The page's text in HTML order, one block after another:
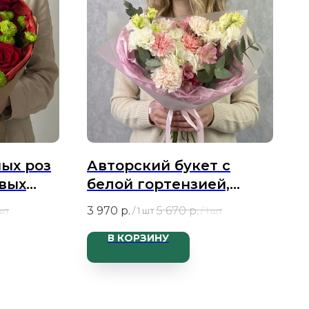
роз
Авторский букет с
белой гортензией,
эустомой и диантусами
3 970 р. / 1 шт 5 670 р. / 1 шт
В КОРЗИНУ